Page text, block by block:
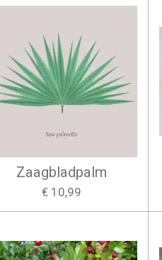
Zaagbladpalm
€ 10,99